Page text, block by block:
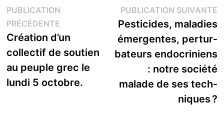
Navigation
de
l’article
PUBLICATION
PRÉCÉDENTEPublication
précédente :
Création d’un
collectif de soutien
au peuple grec le
lundi 5 octobre.
PUBLICATION SUIVANTE
Pesti­­cides, mala­­dies
émer­­gentes, pertur­­
ba­­teurs endo­­cri­­niens
: notre société
malade de ses tech­­
niques ?